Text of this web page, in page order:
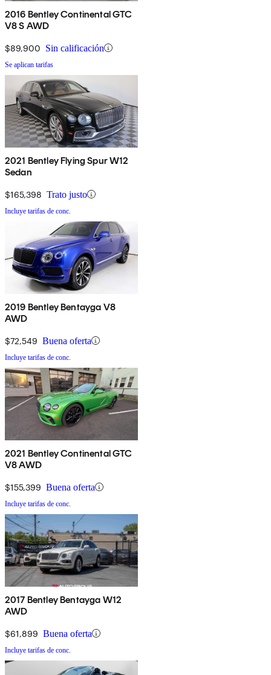
2016 Bentley Continental GTC
V8 S AWD
$89,900 Sin calificación
Se aplican tarifas
2021 Bentley Flying Spur W12
Sedan
$165,398 Trato justo
Incluye tarifas de conc.
2019 Bentley Bentayga V8
AWD
$72,549 Buena oferta
Incluye tarifas de conc.
2021 Bentley Continental GTC
V8 AWD
$155,399 Buena oferta
Incluye tarifas de conc.
2017 Bentley Bentayga W12
AWD
$61,899 Buena oferta
Incluye tarifas de conc.